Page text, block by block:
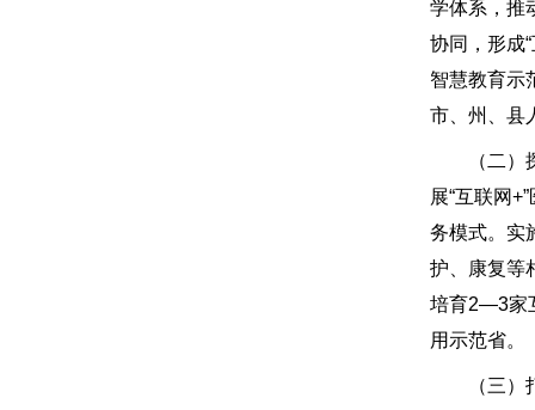
学体系，推
协同，形成
智慧教育示
市、州、县
（二）探
展“互联网
务模式。实
护、康复等
培育2—3家
用示范省。
（三）打